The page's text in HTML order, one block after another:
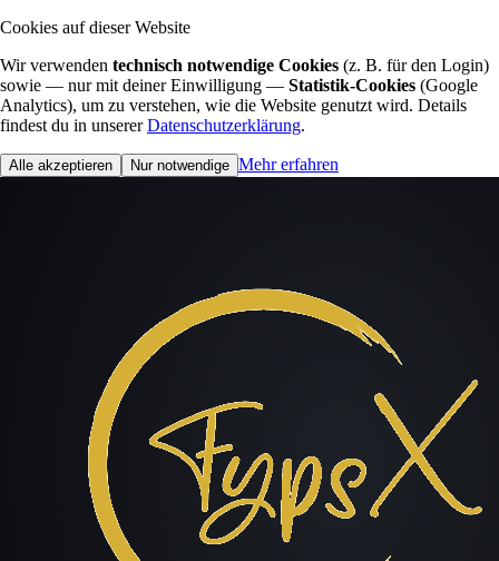
Cookies auf dieser Website
Wir verwenden technisch notwendige Cookies (z. B. für den Login)
sowie — nur mit deiner Einwilligung — Statistik-Cookies (Google
Analytics), um zu verstehen, wie die Website genutzt wird. Details
findest du in unserer Datenschutzerklärung.
Alle akzeptieren Nur notwendige Mehr erfahren